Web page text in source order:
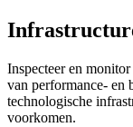
Inspecteer en
van performance- en
technologische
voorkomen.